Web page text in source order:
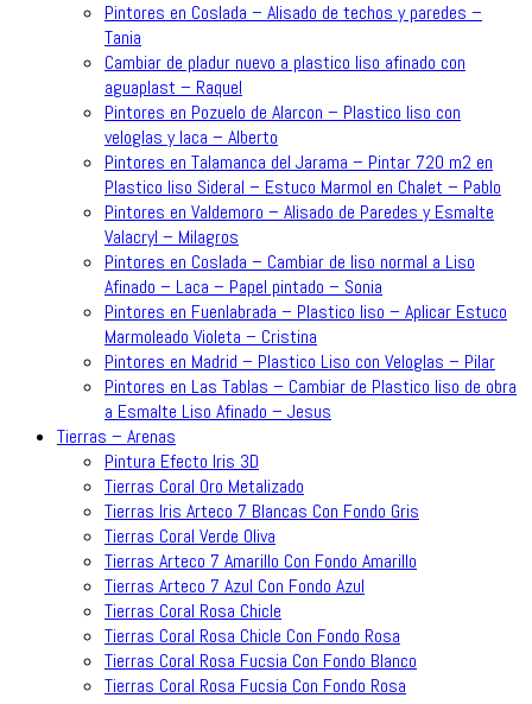
Pintores en Coslada – Alisado de techos y paredes –
Tania
Cambiar de pladur nuevo a plastico liso afinado con
aguaplast – Raquel
Pintores en Pozuelo de Alarcon – Plastico liso con
veloglas y laca – Alberto
Pintores en Talamanca del Jarama – Pintar 720 m2 en
Plastico liso Sideral – Estuco Marmol en Chalet – Pablo
Pintores en Valdemoro – Alisado de Paredes y Esmalte
Valacryl – Milagros
Pintores en Coslada – Cambiar de liso normal a Liso
Afinado – Laca – Papel pintado – Sonia
Pintores en Fuenlabrada – Plastico liso – Aplicar Estuco
Marmoleado Violeta – Cristina
Pintores en Madrid – Plastico Liso con Veloglas – Pilar
Pintores en Las Tablas – Cambiar de Plastico liso de obra
a Esmalte Liso Afinado – Jesus
Tierras – Arenas
Pintura Efecto Iris 3D
Tierras Coral Oro Metalizado
Tierras Iris Arteco 7 Blancas Con Fondo Gris
Tierras Coral Verde Oliva
Tierras Arteco 7 Amarillo Con Fondo Amarillo
Tierras Arteco 7 Azul Con Fondo Azul
Tierras Coral Rosa Chicle
Tierras Coral Rosa Chicle Con Fondo Rosa
Tierras Coral Rosa Fucsia Con Fondo Blanco
Tierras Coral Rosa Fucsia Con Fondo Rosa